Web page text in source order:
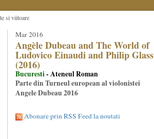
si viitoare
Mar 2016
Angèle Dubeau and The World of
Ludovico Einaudi and Philip Glass
(2016)
Bucuresti- Ateneul Roman
Parte din Turneul european al violonistei
Angele Dubeau 2016
Abonare prin RSS Feed la noutati